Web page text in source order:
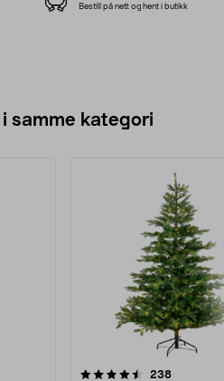
Bestill på nett og hent i butikk
samme kategori
238
4.5 av 5 stjerner